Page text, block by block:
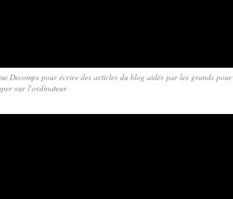
Decomps pour écrire des articles du blog aidés par les grands pour
sur l'ordinateur